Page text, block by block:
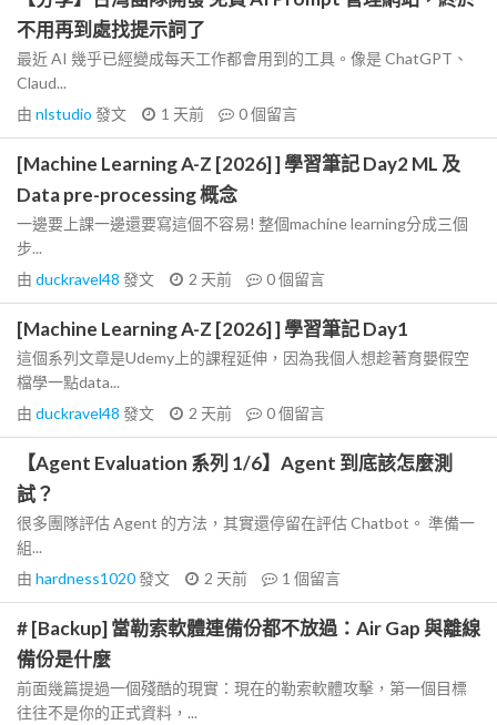
不用再到處找提示詞了
最近 AI 幾乎已經變成每天工作都會用到的工具。像是 ChatGPT、
Claud...
由 nlstudio 發文 1 天前 0個留言
[Machine Learning A-Z [2026] ] 學習筆記 Day2 ML 及
Data pre-processing 概念
一邊要上課一邊還要寫這個不容易! 整個machine learning分成三個
步...
由 duckravel48 發文 2 天前 0個留言
[Machine Learning A-Z [2026] ] 學習筆記 Day1
這個系列文章是Udemy上的課程延伸，因為我個人想趁著育嬰假空
檔學一點data...
由 duckravel48 發文 2 天前 0個留言
【Agent Evaluation 系列 1/6】Agent 到底該怎麼測
試？
很多團隊評估 Agent 的方法，其實還停留在評估 Chatbot。 準備一
組...
由 hardness1020發文 2 天前 1 個留言
# [Backup] 當勒索軟體連備份都不放過：Air Gap 與離線
備份是什麼
前面幾篇提過一個殘酷的現實：現在的勒索軟體攻擊，第一個目標
往往不是你的正式資料，...